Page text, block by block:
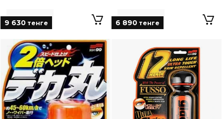
9 630 тенге 6 890 тенге